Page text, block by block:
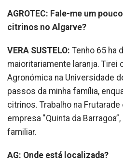
AGROTEC: Fale-me um
citrinos no Algarve?
VERA SUSTELO: Tenho 65 ha
maioritariamente laranja. Tirei
Agronómica na Universidade
passos da minha família,
citrinos. Trabalho na
empresa "Quinta da
familiar.
AG: Onde está localizada?